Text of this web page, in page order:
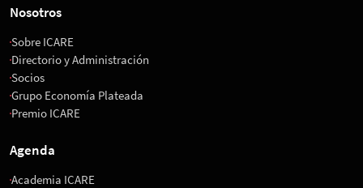
Nosotros
Sobre ICARE
Directorio y Administración
Socios
Grupo Economía Plateada
Premio ICARE
Agenda
Academia ICARE